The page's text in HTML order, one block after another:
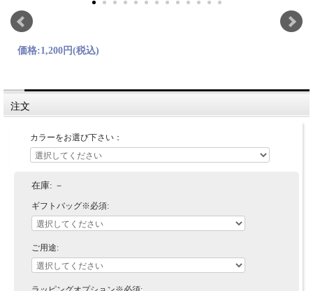
価格:1,200円(税込)
注文
カラーをお選び下さい：
在庫: －
ギフトバッグ※必須:
ご用途: